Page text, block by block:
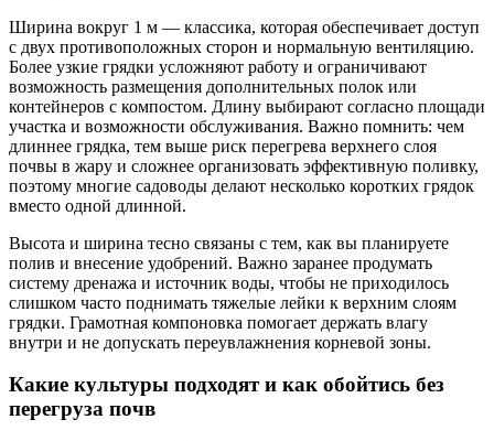
Ширина вокруг 1 м — классика, которая обеспечивает доступ
с двух противоположных сторон и нормальную вентиляцию.
Более узкие грядки усложняют работу и ограничивают
возможность размещения дополнительных полок или
контейнеров с компостом. Длину выбирают согласно площади
участка и возможности обслуживания. Важно помнить: чем
длиннее грядка, тем выше риск перегрева верхнего слоя
почвы в жару и сложнее организовать эффективную поливку,
поэтому многие садоводы делают несколько коротких грядок
вместо одной длинной.
Высота и ширина тесно связаны с тем, как вы планируете
полив и внесение удобрений. Важно заранее продумать
систему дренажа и источник воды, чтобы не приходилось
слишком часто поднимать тяжелые лейки к верхним слоям
грядки. Грамотная компоновка помогает держать влагу
внутри и не допускать переувлажнения корневой зоны.
Какие культуры подходят и как обойтись без
перегруза почв